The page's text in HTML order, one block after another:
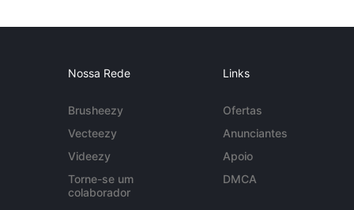
Nossa Rede
Brusheezy
Vecteezy
Videezy
Torne-se um
colaborador
Links
Ofertas
Anunciantes
Apoio
DMCA